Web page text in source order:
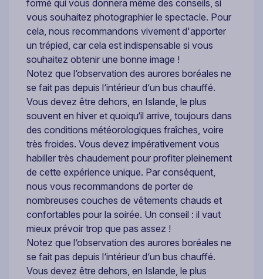
formé qui vous donnera même des conseils, si
vous souhaitez photographier le spectacle. Pour
cela, nous recommandons vivement d'apporter
un trépied, car cela est indispensable si vous
souhaitez obtenir une bonne image !
Notez que l‘observation des aurores boréales ne
se fait pas depuis l‘intérieur d‘un bus chauffé.
Vous devez être dehors, en Islande, le plus
souvent en hiver et quoiqu‘il arrive, toujours dans
des conditions météorologiques fraîches, voire
très froides. Vous devez impérativement vous
habiller très chaudement pour profiter pleinement
de cette expérience unique. Par conséquent,
nous vous recommandons de porter de
nombreuses couches de vêtements chauds et
confortables pour la soirée. Un conseil : il vaut
mieux prévoir trop que pas assez !
Notez que l‘observation des aurores boréales ne
se fait pas depuis l‘intérieur d‘un bus chauffé.
Vous devez être dehors, en Islande, le plus